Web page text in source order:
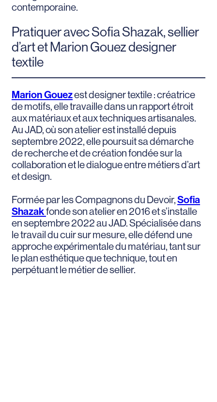
contemporaine.
Pratiquer avec Sofia Shazak, sellier
d’art et Marion Gouez designer
textile
Marion Gouezest designer textile : créatrice
de motifs, elle travaille dans un rapport étroit
aux matériaux et aux techniques artisanales.
Au JAD, où son atelier est installé depuis
septembre 2022, elle poursuit sa démarche
de recherche et de création fondée sur la
collaboration et le dialogue entre métiers d’art
et design.
Formée par les Compagnons du Devoir,Sofia
Shazakfonde son atelier en 2016 et s’installe
en septembre 2022 au JAD. Spécialisée dans
le travail du cuir sur mesure, elle défend une
approche expérimentale du matériau, tant sur
le plan esthétique que technique, tout en
perpétuant le métier de sellier.